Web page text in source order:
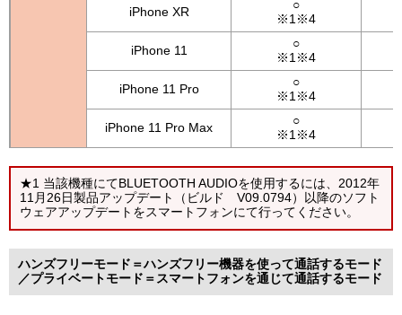
iPhone XR
○
※1※4
iPhone 11
○
※1※4
iPhone 11 Pro
○
※1※4
iPhone 11 Pro Max
○
※1※4
★1 当該機種にてBLUETOOTH AUDIOを使用するには、2012年
11月26日製品アップデート（ビルド V09.0794）以降のソフト
ウェアアップデートをスマートフォンにて行ってください。
ハンズフリーモード＝ハンズフリー機器を使って通話するモード
／プライベートモード＝スマートフォンを通じて通話するモード